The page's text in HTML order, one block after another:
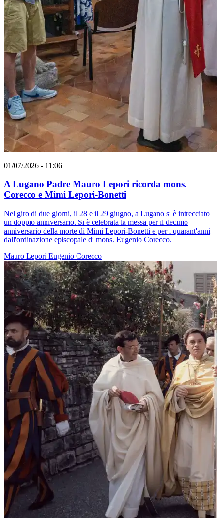
01/07/2026 - 11:06
A Lugano Padre Mauro Lepori ricorda mons.
Corecco e Mimi Lepori-Bonetti
Nel giro di due giorni, il 28 e il 29 giugno, a Lugano si è intrecciato
un doppio anniversario. Si è celebrata la messa per il decimo
anniversario della morte di Mimi Lepori-Bonetti e per i quarant'anni
dall'ordinazione episcopale di mons. Eugenio Corecco.
Mauro Lepori Eugenio Corecco